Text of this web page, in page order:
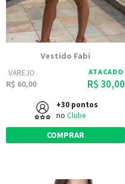
Vestido Fabi
VAREJO
R$ 60,00
ATACADO
R$ 30,00
+30 pontos
no Clube
COMPRAR